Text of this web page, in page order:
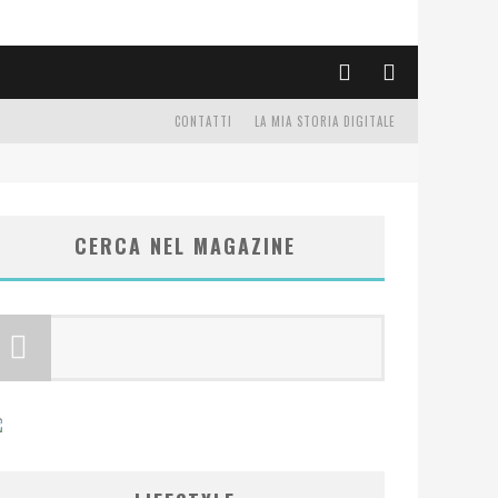
LA MIA STORIA DIGITALE
CONTATTI
CERCA NEL MAGAZINE